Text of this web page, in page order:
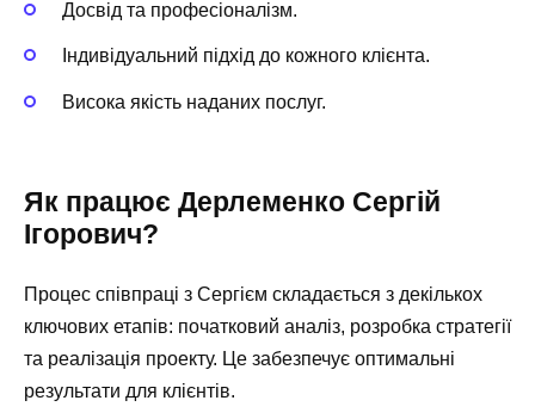
Досвід та професіоналізм.
Індивідуальний підхід до кожного клієнта.
Висока якість наданих послуг.
Як працює Дерлеменко Сергій
Ігорович?
Процес співпраці з Сергієм складається з декількох
ключових етапів: початковий аналіз, розробка стратегії
та реалізація проекту. Це забезпечує оптимальні
результати для клієнтів.